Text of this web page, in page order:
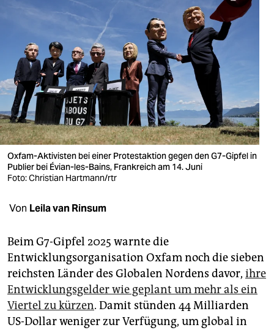
nord
wahrheit
verlag
verlag
veranstaltungen
shop
abo
genossenschaft
epaper login
Oxfam-Aktivisten bei einer Protestaktion gegen den G7-Gipfel in
Publier bei Évian-les-Bains, Frankreich am 14. Juni
Foto: Christian Hartmann/rtr
Von Leila van Rinsum
Beim G7-Gipfel 2025 warnte die
Entwicklungsorganisation Oxfam noch die sieben
reichsten Länder des Globalen Nordens davor, ihre
Entwicklungsgelder wie geplant um mehr als ein
Viertel zu kürzen. Damit stünden 44 Milliarden
US-Dollar weniger zur Verfügung, um global in